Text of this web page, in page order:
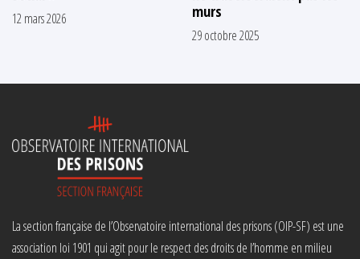
12 mars 2026
murs
29 octobre 2025
La section française de l’Observatoire international des prisons (OIP-SF) est une
association loi 1901 qui agit pour le respect des droits de l’homme en milieu